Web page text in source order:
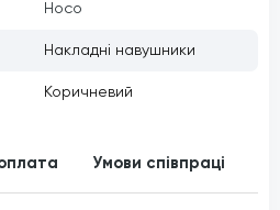
Hoco
Накладні навушники
Коричневий
Умови співпраці